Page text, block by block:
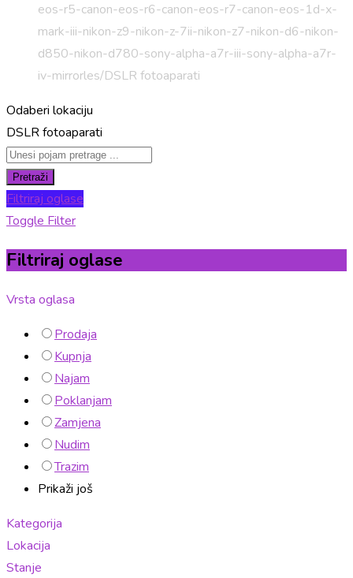
eos-r5-canon-eos-r6-canon-eos-r7-canon-eos-1d-x-
mark-iii-nikon-z9-nikon-z-7ii-nikon-z7-nikon-d6-nikon-
d850-nikon-d780-sony-alpha-a7r-iii-sony-alpha-a7r-
iv-mirrorles/DSLR fotoaparati
Odaberi lokaciju
DSLR fotoaparati
Pretraži
Filtriraj oglase
Toggle Filter
Filtriraj oglase
Vrsta oglasa
Prodaja
Kupnja
Najam
Poklanjam
Zamjena
Nudim
Trazim
Prikaži još
Kategorija
Lokacija
Stanje